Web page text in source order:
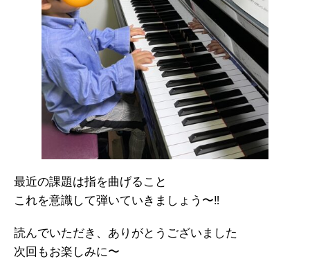
最近の課題は指を曲げること
これを意識して弾いていきましょう〜‼︎
読んでいただき、ありがとうございました
次回もお楽しみに〜